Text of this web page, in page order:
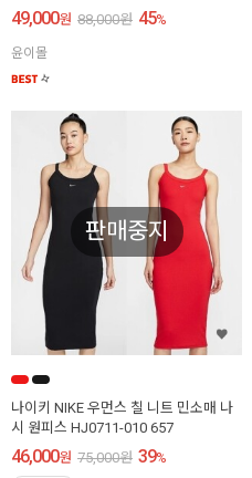
49,000원 88,000원 45%
윤이몰
판매중지
나이키 NIKE 우먼스 칠 니트 민소매 나
시 원피스 HJ0711-010 657
46,000원 75,000원 39%